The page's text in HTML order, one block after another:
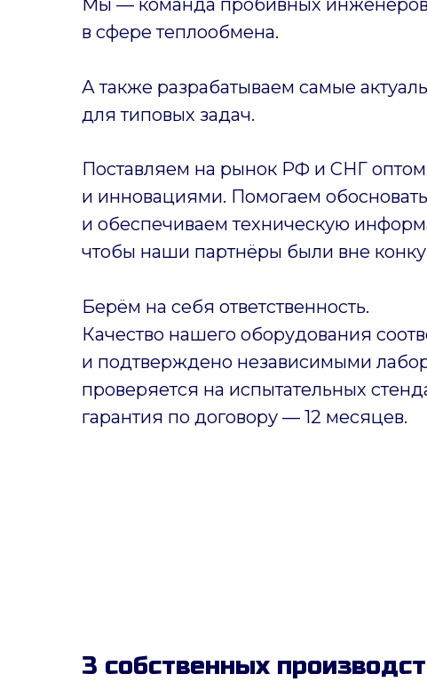
Мы — команда пробивных
в сфере теплообмена.
А также разрабатываем самые
для типовых задач.
Берём на себя ответственность.
Качество нашего оборудования
и подтверждено независимыми
проверяется на испытательных
гарантия по договору — 12 месяцев.
Поставляем на рынок РФ и СНГ
и инновациями. Помогаем
и обеспечиваем техническую
чтобы наши партнёры были вне
3 собственных